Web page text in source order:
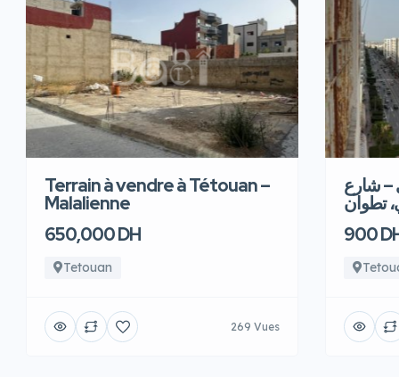
Terrain à vendre à Tétouan –
Malalienne
650,000 DH
Tetouan
269 Vues
– شارع
تطوان
900